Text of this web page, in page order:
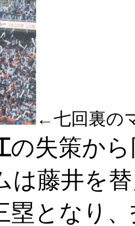
←七回裏の
の失策か
は藤井を
塁となり